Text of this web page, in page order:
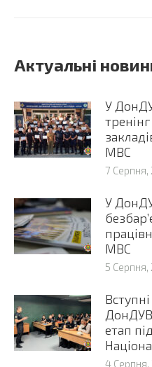
Актуальні
У
МВС
7 Серпня,
У
МВС
5 Серпня,
етап
4 Серпня,